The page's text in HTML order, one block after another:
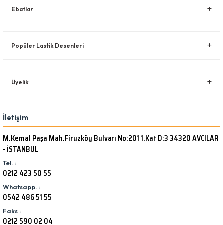
Ebatlar
Popüler Lastik Desenleri
Üyelik
İletişim
M.Kemal Paşa Mah.Firuzköy Bulvarı No:201 1.Kat D:3 34320 AVCILAR
- İSTANBUL
Tel. :
0212 423 50 55
Whatsapp. :
0542 486 51 55
Faks :
0212 590 02 04